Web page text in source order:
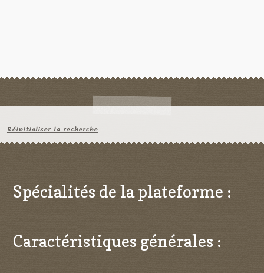
Réinitialiser la recherche
Spécialités de la plateforme :
Caractéristiques générales :